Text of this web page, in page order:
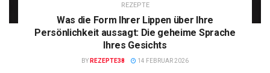
REZEPTE
Was die Form Ihrer Lippen über Ihre
Persönlichkeit aussagt: Die geheime Sprache
Ihres Gesichts
BY REZEPTE38 14 FEBRUAR 2026